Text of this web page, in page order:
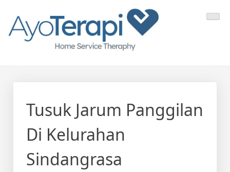
content
Ayo Terapi
Tusuk Jarum Panggilan
Di Kelurahan
Sindangrasa